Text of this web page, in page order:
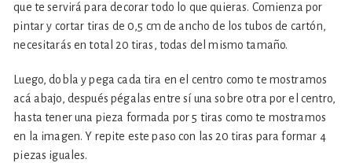
que te servirá para decorar todo lo que quieras. Comienza por
pintar y cortar tiras de 0,5 cm de ancho de los tubos de cartón,
necesitarás en total 20 tiras, todas del mismo tamaño.
Luego, dobla y pega cada tira en el centro como te mostramos
acá abajo, después pégalas entre sí una sobre otra por el centro,
hasta tener una pieza formada por 5 tiras como te mostramos
en la imagen. Y repite este paso con las 20 tiras para formar 4
piezas iguales.